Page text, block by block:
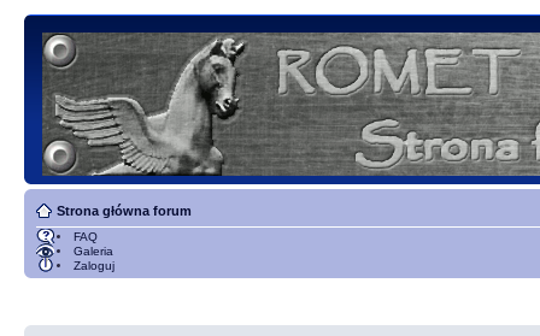
Strona główna forum
FAQ
Galeria
Zaloguj